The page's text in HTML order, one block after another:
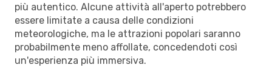
più autentico. Alcune attività all'aperto potrebbero
essere limitate a causa delle condizioni
meteorologiche, ma le attrazioni popolari saranno
probabilmente meno affollate, concedendoti così
un'esperienza più immersiva.